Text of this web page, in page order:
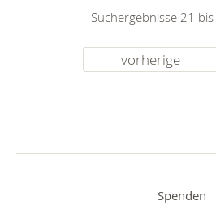
Suchergebnisse 21
vorherige
Spenden